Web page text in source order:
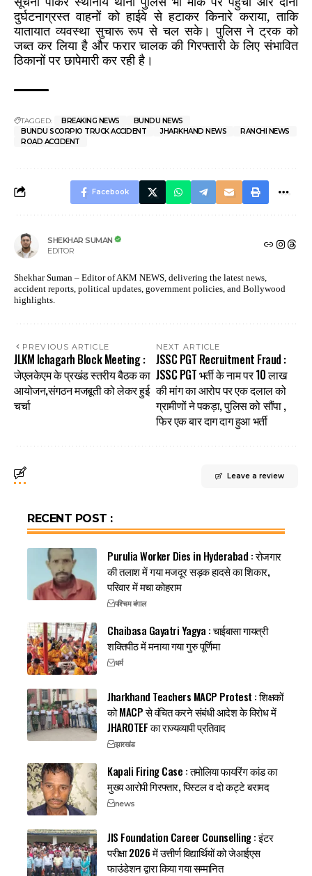
दुर्घटनाग्रस्त वाहनों को हाईवे से हटाकर किनारे कराया, ताकि
यातायात व्यवस्था सुचारू रूप से चल सके। पुलिस ने ट्रक को
जब्त कर लिया है और फरार चालक की गिरफ्तारी के लिए संभावित
ठिकानों पर छापेमारी कर रही है।
TAGGED: BREAKING NEWS
BUNDU NEWS
BUNDU SCORPIO TRUCK ACCIDENT
JHARKHAND NEWS
RANCHI NEWS
ROAD ACCIDENT
Facebook
SHEKHAR SUMAN
EDITOR
Shekhar Suman – Editor of AKM NEWS, delivering the latest news,
accident reports, political updates, government policies, and Bollywood
highlights.
PREVIOUS ARTICLE
JLKM Ichagarh Block Meeting :
जेएलकेएम के प्रखंड स्तरीय बैठक का
आयोजन,संगठन मजबूती को लेकर हुई
चर्चा
NEXT ARTICLE
JSSC PGT Recruitment Fraud :
JSSC PGT भर्ती के नाम पर 10 लाख
की मांग का आरोप पर एक दलाल को
ग्रामीणों ने पकड़ा, पुलिस को सौंपा ,
फिर एक बार दाग दाग हुआ भर्ती
Leave a review
RECENT POST :
Purulia Worker Dies in Hyderabad : रोजगार
की तलाश में गया मजदूर सड़क हादसे का शिकार,
परिवार में मचा कोहराम
पश्चिम बंगाल
Chaibasa Gayatri Yagya : चाईबासा गायत्री
शक्तिपीठ में मनाया गया गुरु पूर्णिमा
धर्म
Jharkhand Teachers MACP Protest : शिक्षकों
को MACP से वंचित करने संबंधी आदेश के विरोध में
JHAROTEF का राज्यव्यापी प्रतिवाद
झारखंड
Kapali Firing Case : तमोलिया फायरिंग कांड का
मुख्य आरोपी गिरफ्तार, पिस्टल व दो कट्टे बरामद
news
JIS Foundation Career Counselling : इंटर
परीक्षा 2026 में उत्तीर्ण विद्यार्थियों को जेआईएस
फाउंडेशन द्वारा किया गया सम्मानित